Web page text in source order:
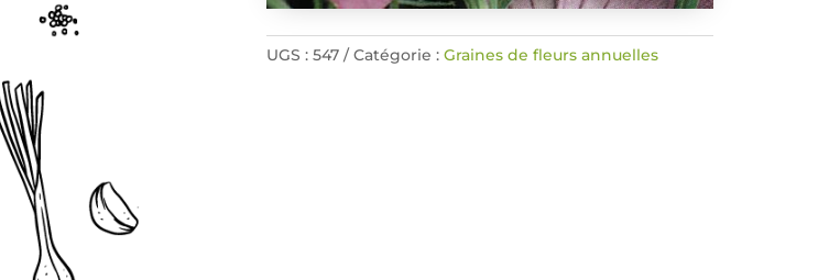
UGS : 547 Catégorie : Graines de fleurs annuelles